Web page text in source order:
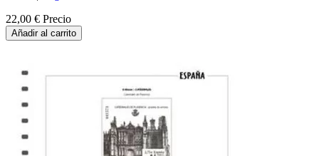
22,00 € Precio
Añadir al carrito